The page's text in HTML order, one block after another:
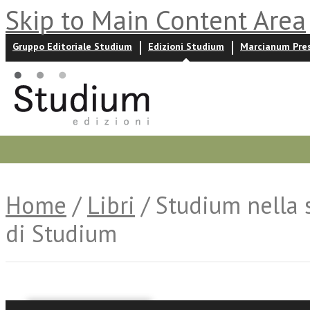
Skip to Main Content Area
Gruppo Editoriale Studium Edizioni Studium Marcianum
Home / Libri / Studium nella
di Studium